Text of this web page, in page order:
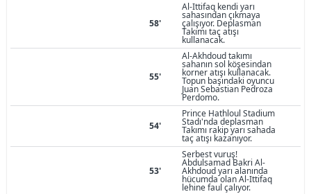
58'
Al-Ittifaq kendi yarı
sahasından çıkmaya
çalışıyor. Deplasman
Takımı taç atışı
kullanacak.
55'
Al-Akhdoud takımı
sahanın sol köşesindan
korner atışı kullanacak.
Topun başındaki oyuncu
Juan Sebastian Pedroza
Perdomo.
54'
Prince Hathloul Stadium
Stadı'nda deplasman
Takımı rakip yarı sahada
taç atışı kazanıyor.
53'
Serbest vuruş!
Abdulsamad Bakri Al-
Akhdoud yarı alanında
hücumda olan Al-Ittifaq
lehine faul çalıyor.